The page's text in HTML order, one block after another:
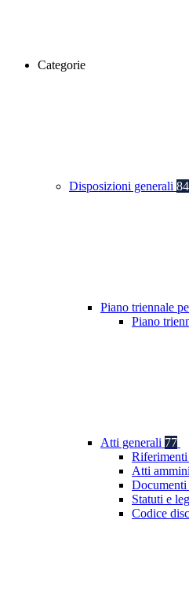
Categorie
Disposizioni generali 84
Piano triennale
Piano
Atti generali 77
Riferimenti
Atti
Documenti
Statuti e
Codice